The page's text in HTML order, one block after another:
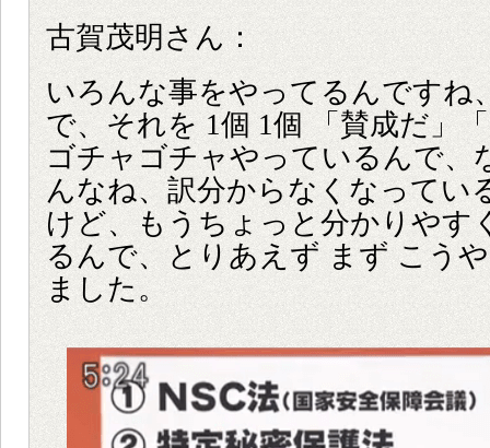
古賀茂明さん：
いろんな事をやってるんですね
で、それを 1個 1個 「賛成だ」
ゴチャゴチャやっているんで、
んなね、訳分からなくなってい
けど、もうちょっと分かりやす
るんで、とりあえず まず こう
ました。